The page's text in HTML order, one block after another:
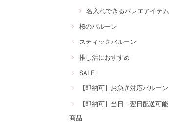
名入れできるバレエアイテム
桜のバルーン
スティックバルーン
推し活におすすめ
SALE
【即納可】お急ぎ対応バルーン
【即納可】当日・翌日配送可能
商品